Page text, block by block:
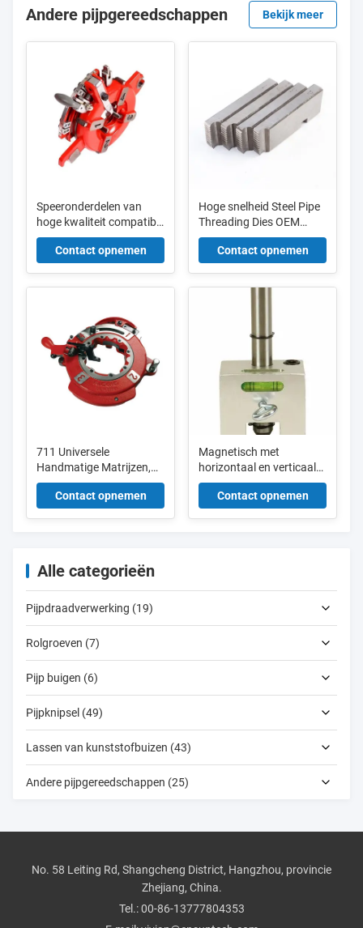
Andere pijpgereedschappen Bekijk meer
Speeronderdelen van
hoge kwaliteit compatibel
met Asada Beaver50
Pipe Threading Machine
Contact opnemen
Hoge snelheid Steel Pipe
Threading Dies OEM
Beschikbaar Dies Tanden
Fressing Pipe Threading
Contact opnemen
711 Universele
Handmatige Matrijzen,
Zelfopenend, RH en 714
Terugwijkende
Contact opnemen
Magnetisch met
horizontaal en verticaal
vlak Boorpositie-indicator
Centrummeter
Contact opnemen
Alle categorieën
Pijpdraadverwerking (19)
Rolgroeven (7)
Pijp buigen (6)
Pijpknipsel (49)
Lassen van kunststofbuizen (43)
Andere pijpgereedschappen (25)
No. 58 Leiting Rd, Shangcheng District, Hangzhou, provincie
Zhejiang, China.
Tel.:00-86-13777804353